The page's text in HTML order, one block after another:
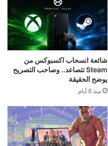
شائعة انسحاب اكسبوكس من
Steam تتصاعد.. وصاحب التصريح
يوضح الحقيقة
منذ 6 أيام